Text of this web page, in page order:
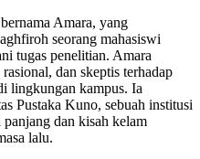
Amara, yang
seorang mahasiswi
tugas penelitian. Amara
dan skeptis terhadap
lingkungan kampus. Ia
Pustaka Kuno, sebuah institusi
dan kisah kelam
lalu.